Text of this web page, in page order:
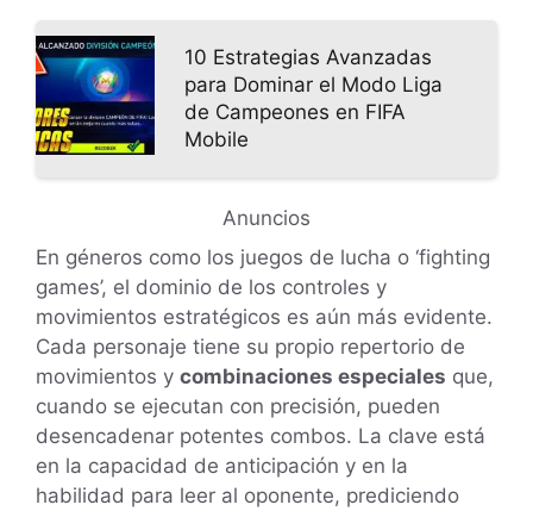
10 Estrategias Avanzadas
para Dominar el Modo Liga
de Campeones en FIFA
Mobile
Anuncios
En géneros como los juegos de lucha o ‘fighting
games’, el dominio de los controles y
movimientos estratégicos es aún más evidente.
Cada personaje tiene su propio repertorio de
movimientos y combinaciones especiales que,
cuando se ejecutan con precisión, pueden
desencadenar potentes combos. La clave está
en la capacidad de anticipación y en la
habilidad para leer al oponente, prediciendo